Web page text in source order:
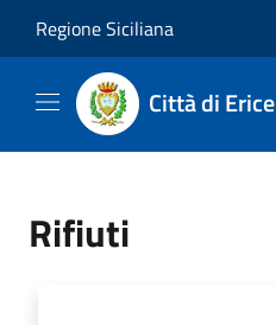
Regione Siciliana
Città di Erice
Rifiuti